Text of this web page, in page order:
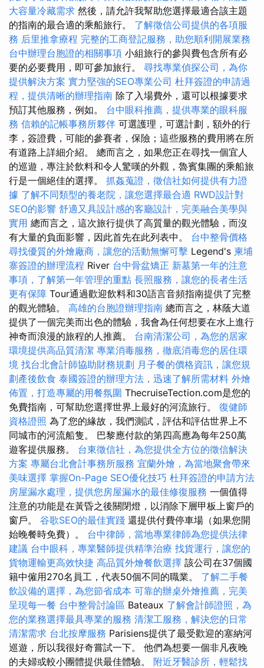
大容量冷藏需求 然後，請允許我幫助您選擇最適合該主題
的指南的最合適的乘船旅行。 了解徵信公司提供的各項服
務 后里推拿療程 完整的工商登記服務，助您順利開展業務
台中辦理台胞證的相關事項 小組旅行的參與費包含所有必
要的必要費用，即可參加旅行。 尋找專業偵探公司，為你
提供解決方案 實力堅強的SEO專業公司 杜拜簽證的申請過
程，提供清晰的辦理指南 除了入場費外，還可以根據要求
預訂其他服務，例如。 台中眼科推薦，提供專業的眼科服
務 信賴的記帳事務所夥伴 可選護理，可選計劃，額外的行
李，簽證費，可能的參賽者，保險；這些服務的費用將在所
有道路上詳細介紹。 總而言之，如果您正在尋找一個宜人
的巡遊，專注於飲料和令人驚嘆的外觀，魯賓集團的乘船旅
行是一個絕佳的選擇。 抓姦蒐證，徵信社如何提供有力證
據 了解不同類型的養老院，讓您選擇最合適 RWD設計對
SEO的影響 舒適又具設計感的客廳設計，完美融合美學與
實用 總而言之，這次旅行提供了高質量的觀光體驗，而沒
有大量的負面影響，因此首先在此列表中。 台中整骨價格
尋找優質的外燴廠商，讓您的活動無懈可擊 Legend's 柬埔
寨簽證的辦理流程 River 台中骨盆矯正 新墓第一年的注意
事項，了解第一年管理的重點 長照服務，讓您的長者生活
更有保障 Tour通過歡迎飲料和30語言音頻指南提供了完整
的觀光體驗。 高雄的台胞證辦理指南 總而言之，林蔭大道
提供了一個完美而出色的體驗，我會為任何想要在水上進行
神奇而浪漫的旅程的人推薦。 台南清潔公司，為您的居家
環境提供高品質清潔 專業消毒服務，徹底消毒您的居住環
境 找台北會計師協助財務規劃 月子餐的價格資訊，讓您規
劃產後飲食 泰國簽證的辦理方法，迅速了解所需材料 外燴
佈置，打造專屬的用餐氛圍 ThecruiseTection.com是您的
免費指南，可幫助您選擇世界上最好的河流旅行。 復健師
資格證照 為了您的緣故，我們測試，評估和評估世界上不
同城市的河流船隻。 巴黎應付款的第四高應為每年250萬
遊客提供服務。 台東徵信社，為您提供全方位的徵信解決
方案 專屬台北會計事務所服務 宜蘭外燴，為當地聚會帶來
美味選擇 掌握On-Page SEO優化技巧 杜拜簽證的申請方法
房屋漏水處理，提供您房屋漏水的最佳修復服務 一個值得
注意的功能是在黃昏之後關閉燈，以消除下層甲板上窗戶的
窗戶。 谷歌SEO的最佳實踐 還提供付費停車場（如果您開
始晚餐時免費）。 台中律師，當地專業律師為您提供法律
建議 台中眼科，專業醫師提供精準治療 找貨運行，讓您的
貨物運輸更高效快捷 高品質外燴餐飲選擇 該公司在37個國
籍中僱用270名員工，代表50個不同的職業。 了解二手餐
飲設備的選擇，為您節省成本 可靠的辦桌外燴推薦，完美
呈現每一餐 台中整骨討論區 Bateaux 了解會計師證照，為
您的業務選擇最具專業的服務 清潔工服務，解決您的日常
清潔需求 台北按摩服務 Parisiens提供了最受歡迎的塞納河
巡遊，所以我很好奇嘗試一下。 他們為想要一個非凡夜晚
的夫婦或較小團體提供最佳體驗。 附近牙醫診所，輕鬆找